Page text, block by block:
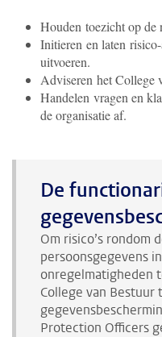
Houden toezicht op de
Initieren en laten
uitvoeren.
Adviseren het College
Handelen vragen en
de organisatie af.
De
Om risico’s rondom
persoonsgegevens
onregelmatigheden
College van
Protection Officers